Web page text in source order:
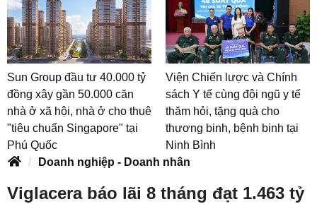
Sun Group đầu tư 40.000 tỷ
đồng xây gần 50.000 căn
nhà ở xã hội, nhà ở cho thuê
"tiêu chuẩn Singapore" tại
Phú Quốc
Viện Chiến lược và Chính
sách Y tế cùng đội ngũ y tế
thăm hỏi, tặng quà cho
thương binh, bệnh binh tại
Ninh Bình
Doanh nghiệp - Doanh nhân
Viglacera báo lãi 8 tháng đạt 1.463 tỷ